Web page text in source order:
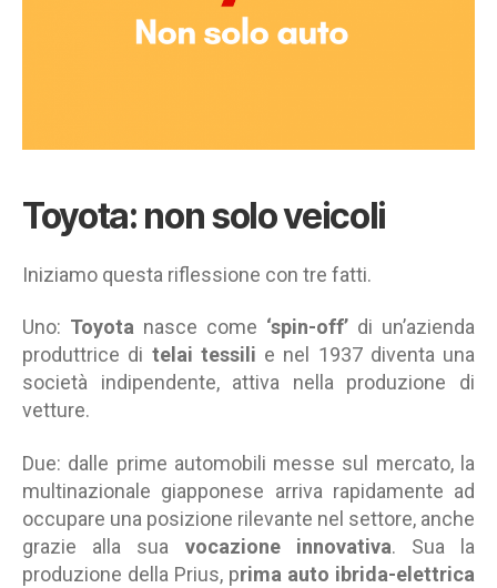
Toyota: non solo veicoli
Iniziamo questa riflessione con tre fatti.
Uno: Toyota nasce come ‘spin-off’ di un’azienda
produttrice di telai tessili e nel 1937 diventa una
società indipendente, attiva nella produzione di
vetture.
Due: dalle prime automobili messe sul mercato, la
multinazionale giapponese arriva rapidamente ad
occupare una posizione rilevante nel settore, anche
grazie alla sua vocazione innovativa. Sua la
produzione della Prius, prima auto ibrida-elettrica